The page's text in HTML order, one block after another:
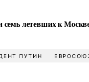
летевших к
ПУТИН